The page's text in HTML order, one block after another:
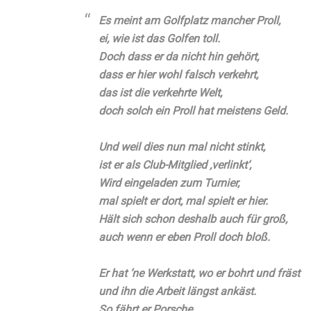
Es meint am Golfplatz mancher Proll,
ei, wie ist das Golfen toll.
Doch dass er da nicht hin gehört,
dass er hier wohl falsch verkehrt,
das ist die verkehrte Welt,
doch solch ein Proll hat meistens Geld.
Und weil dies nun mal nicht stinkt,
ist er als Club-Mitglied ‚verlinkt‘,
Wird eingeladen zum Turnier,
mal spielt er dort, mal spielt er hier.
Hält sich schon deshalb auch für groß,
auch wenn er eben Proll doch bloß.
Er hat ’ne Werkstatt, wo er bohrt und fräst
und ihn die Arbeit längst ankäst.